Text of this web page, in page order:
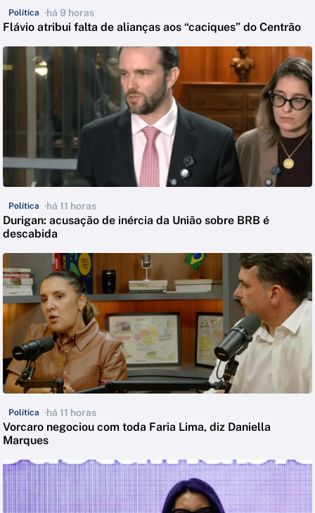
Política há 9 horas
Flávio atribui falta de alianças aos “caciques” do Centrão
Política há 11 horas
Durigan: acusação de inércia da União sobre BRB é
descabida
Política há 11 horas
Vorcaro negociou com toda Faria Lima, diz Daniella
Marques